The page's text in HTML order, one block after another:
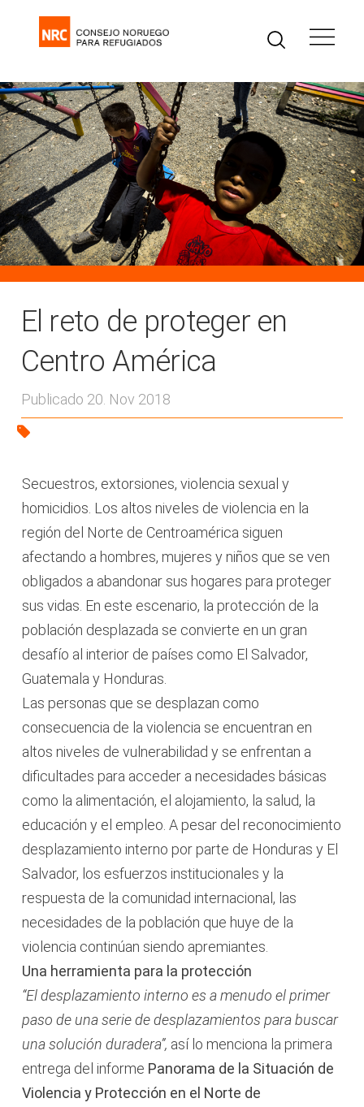
El reto de proteger en
Centro América
Publicado 20. Nov 2018
Secuestros, extorsiones, violencia sexual y
homicidios. Los altos niveles de violencia en la
región del Norte de Centroamérica siguen
afectando a hombres, mujeres y niños que se ven
obligados a abandonar sus hogares para proteger
sus vidas. En este escenario, la protección de la
población desplazada se convierte en un gran
desafío al interior de países como El Salvador,
Guatemala y Honduras.
Las personas que se desplazan como
consecuencia de la violencia se encuentran en
altos niveles de vulnerabilidad y se enfrentan a
dificultades para acceder a necesidades básicas
como la alimentación, el alojamiento, la salud, la
educación y el empleo. A pesar del reconocimiento
desplazamiento interno por parte de Honduras y El
Salvador, los esfuerzos institucionales y la
respuesta de la comunidad internacional, las
necesidades de la población que huye de la
violencia continúan siendo apremiantes.
Una herramienta para la protección
“El desplazamiento interno es a menudo el primer
paso de una serie de desplazamientos para buscar
una solución duradera”, así lo menciona la primera
entrega del informe Panorama de la Situación de
Violencia y Protección en el Norte de